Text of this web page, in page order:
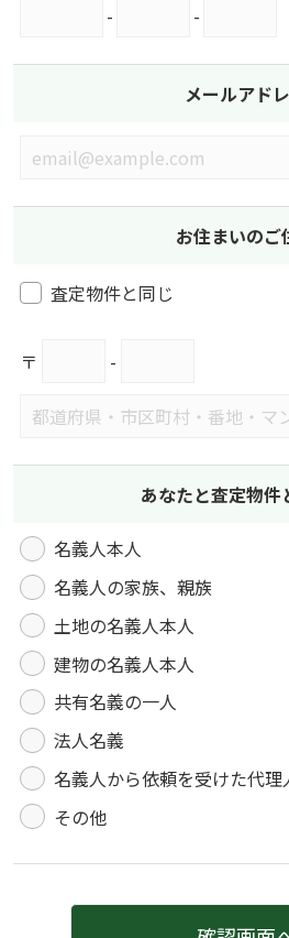
- -
メールアド
お住まいのご
査定物件と同じ
〒 -
あなたと査定物件
名義人本人
名義人の家族、親族
土地の名義人本人
建物の名義人本人
共有名義の一人
法人名義
名義人から依頼を受けた代理
その他